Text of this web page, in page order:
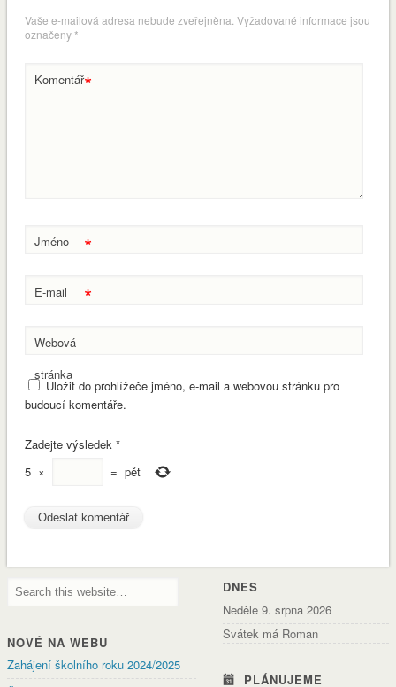
Vaše e-mailová adresa nebude zveřejněna. Vyžadované informace jsou
označeny*
Komentář*
Jméno *
E-mail *
Webová
stránka
Uložit do prohlížeče jméno, e-mail a webovou stránku pro
budoucí komentáře.
Zadejte výsledek*
5 × = pět
NOVÉ NA WEBU
Zahájení školního roku 2024/2025
DNES
Neděle 9. srpna 2026
Svátek má Roman
PLÁNUJEME